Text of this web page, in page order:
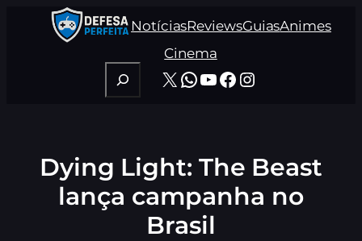
NotíciasReviewsGuiasAnimes
Cinema
Pesquisar
X WhatsApp
Youtube
Facebook
Instagram
Dying Light: The Beast
lança campanha no
Brasil